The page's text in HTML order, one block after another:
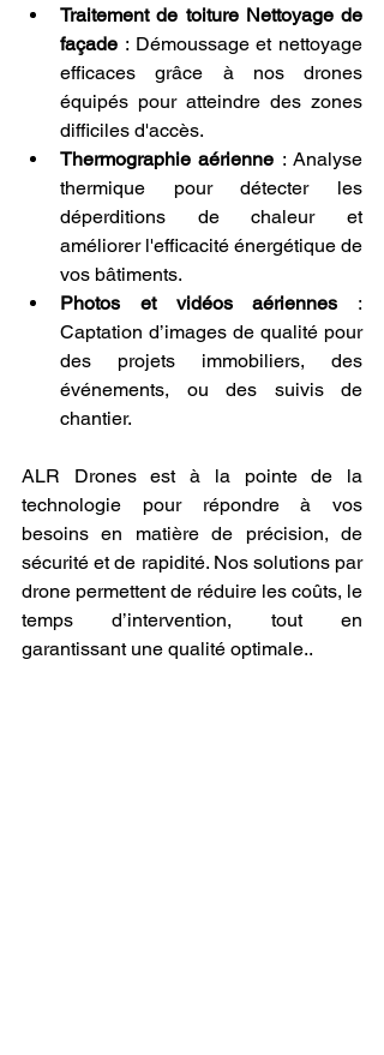
Traitement de toiture Nettoyage de
façade : Démoussage et nettoyage
efficaces grâce à nos drones
équipés pour atteindre des zones
difficiles d'accès.
Thermographie aérienne : Analyse
thermique pour détecter les
déperditions de chaleur et
améliorer l'efficacité énergétique de
vos bâtiments.
Photos et vidéos aériennes :
Captation d’images de qualité pour
des projets immobiliers, des
événements, ou des suivis de
chantier.
ALR Drones est à la pointe de la
technologie pour répondre à vos
besoins en matière de précision, de
sécurité et de rapidité. Nos solutions par
drone permettent de réduire les coûts, le
temps d’intervention, tout en
garantissant une qualité optimale..